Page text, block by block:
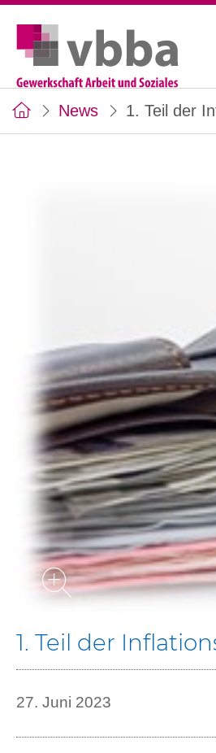
News 1. Teil der
1. Teil der
27. Juni 2023